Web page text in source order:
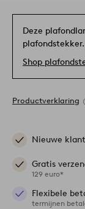
Deze
plafondstekker.
Shop
Productverklaring
Nieuwe
Gratis
129 euro*
Flexibele
termijnen